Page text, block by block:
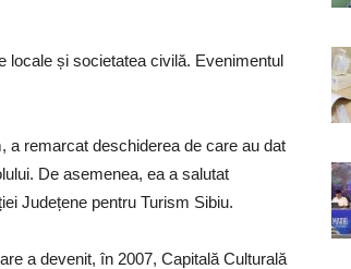
locale și societatea civilă. Evenimentul
a remarcat deschiderea de care au dat
De asemenea, ea a salutat
Județene pentru Turism Sibiu.
a devenit, în 2007, Capitală Culturală